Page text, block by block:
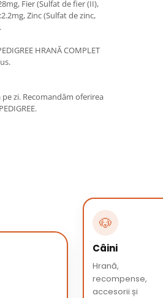
Fier (Sulfat de fier (II),
Zinc (Sulfat de zinc,
HRANĂ COMPLET
zi. Recomandăm oferirea
🐶
Câini
Hrană,
recompense,
accesorii și